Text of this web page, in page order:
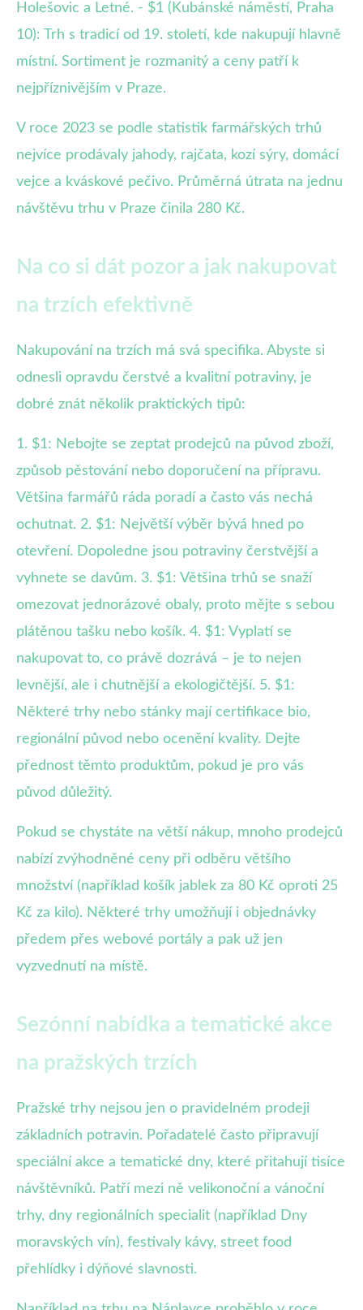
Holešovic a Letné. - $1 (Kubánské náměstí, Praha
10): Trh s tradicí od 19. století, kde nakupují hlavně
místní. Sortiment je rozmanitý a ceny patří k
nejpříznivějším v Praze.
V roce 2023 se podle statistik farmářských trhů
nejvíce prodávaly jahody, rajčata, kozí sýry, domácí
vejce a kváskové pečivo. Průměrná útrata na jednu
návštěvu trhu v Praze činila 280 Kč.
Na co si dát pozor a jak nakupovat
na trzích efektivně
Nakupování na trzích má svá specifika. Abyste si
odnesli opravdu čerstvé a kvalitní potraviny, je
dobré znát několik praktických tipů:
1. $1: Nebojte se zeptat prodejců na původ zboží,
způsob pěstování nebo doporučení na přípravu.
Většina farmářů ráda poradí a často vás nechá
ochutnat. 2. $1: Největší výběr bývá hned po
otevření. Dopoledne jsou potraviny čerstvější a
vyhnete se davům. 3. $1: Většina trhů se snaží
omezovat jednorázové obaly, proto mějte s sebou
plátěnou tašku nebo košík. 4. $1: Vyplatí se
nakupovat to, co právě dozrává – je to nejen
levnější, ale i chutnější a ekologičtější. 5. $1:
Některé trhy nebo stánky mají certifikace bio,
regionální původ nebo ocenění kvality. Dejte
přednost těmto produktům, pokud je pro vás
původ důležitý.
Pokud se chystáte na větší nákup, mnoho prodejců
nabízí zvýhodněné ceny při odběru většího
množství (například košík jablek za 80 Kč oproti 25
Kč za kilo). Některé trhy umožňují i objednávky
předem přes webové portály a pak už jen
vyzvednutí na místě.
Sezónní nabídka a tematické akce
na pražských trzích
Pražské trhy nejsou jen o pravidelném prodeji
základních potravin. Pořadatelé často připravují
speciální akce a tematické dny, které přitahují tisíce
návštěvníků. Patří mezi ně velikonoční a vánoční
trhy, dny regionálních specialit (například Dny
moravských vín), festivaly kávy, street food
přehlídky i dýňové slavnosti.